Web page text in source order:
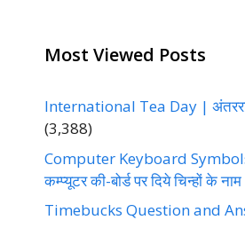
Most Viewed Posts
International Tea Day |
(3,388)
Computer Keyboard
कम्प्यूटर की-बोर्ड पर दिये चिन्हों के नाम
Timebucks Question and